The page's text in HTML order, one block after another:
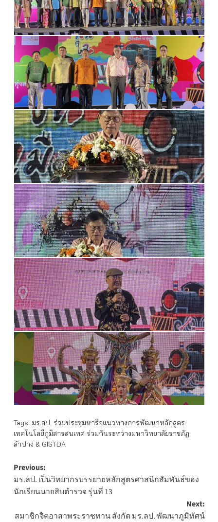
Tags: มร.ลป. ร่วมประชุมหารือแนวทางการพัฒนาหลักสูตร
เทคโนโลยีภูมิสารสนเทศ ร่วมกันระหว่างมหาวิทยาลัยราชภัฏ
ลำปาง & GISTDA
Post
navigation
Previous:
มร.ลป. เป็นวิทยากรบรรยายหลักสูตรศาสนิกสัมพันธ์ของ
นักเรียนนายสิบตำรวจ รุ่นที่ 13
Next:
สมาชิกจิตอาสาพระราชทาน สังกัด มร.ลป. พัฒนาภูมิทัศน์